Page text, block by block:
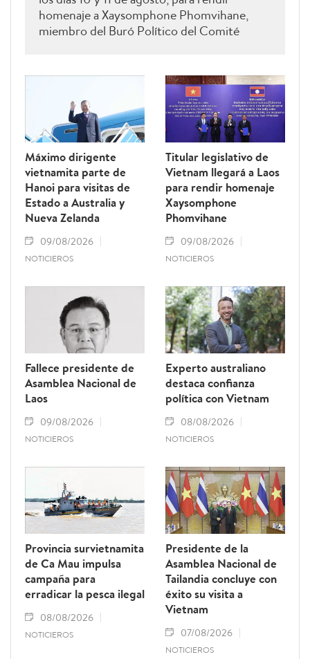
homenaje a Xaysomphone Phomvihane,
miembro del Buró Político del Comité
Laos.
Máximo dirigente
vietnamita parte de
Hanoi para visitas de
Estado a Australia y
Nueva Zelanda
09/08/2026
NOTICIEROS
Titular legislativo de
Vietnam llegará a Laos
para rendir homenaje
Xaysomphone
Phomvihane
09/08/2026
NOTICIEROS
Fallece presidente de
Asamblea Nacional de
Laos
09/08/2026
NOTICIEROS
Experto australiano
destaca confianza
política con Vietnam
08/08/2026
NOTICIEROS
Provincia survietnamita
de Ca Mau impulsa
campaña para
erradicar la pesca ilegal
08/08/2026
NOTICIEROS
Presidente de la
Asamblea Nacional de
Tailandia concluye con
éxito su visita a
Vietnam
07/08/2026
NOTICIEROS